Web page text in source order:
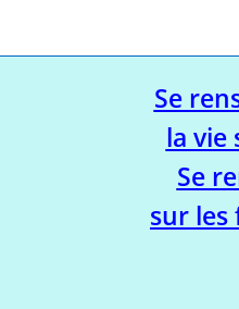
Se
la vie
Se
sur